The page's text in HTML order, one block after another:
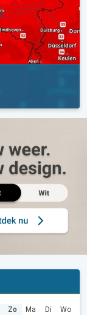
Zo Ma Di Wo